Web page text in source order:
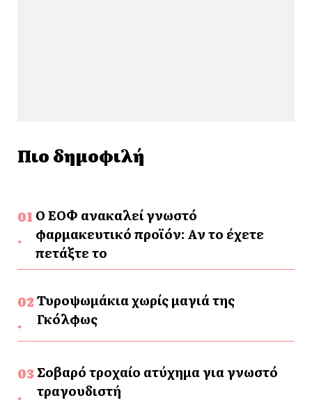
Πιο δημοφιλή
Ο ΕΟΦ ανακαλεί γνωστό
φαρμακευτικό προϊόν: Αν το έχετε
πετάξτε το
Τυροψωμάκια χωρίς μαγιά της
Γκόλφως
Σοβαρό τροχαίο ατύχημα για γνωστό
τραγουδιστή